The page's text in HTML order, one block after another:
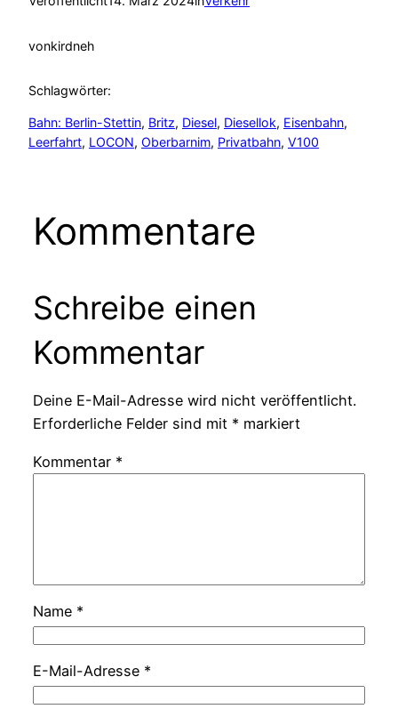
vonkirdneh
Schlagwörter:
Bahn: Berlin-Stettin, Britz, Diesel, Diesellok, Eisenbahn
Leerfahrt, LOCON, Oberbarnim, Privatbahn, V100
Kommentare
Schreibe einen
Kommentar
Deine E-Mail-Adresse wird nicht veröffentlicht.
Erforderliche Felder sind mit * markiert
Kommentar *
Name *
E-Mail-Adresse *